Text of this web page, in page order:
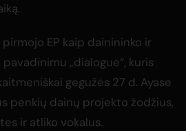
pirmojo EP kaip dainininko ir
„dialogue“, kuris
gegužės 27 d. Ayase
penkių dainų projekto žodžius,
ir atliko vokalus.